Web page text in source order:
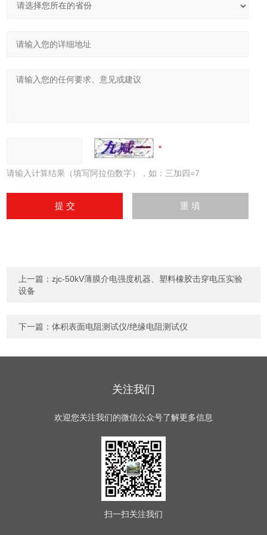
请输入计算结果（填写阿拉伯数字），如：三加四=7
上一篇：zjc-50kV薄膜介电强度机器、塑料橡胶击穿电压实验
设备
下一篇：体积表面电阻测试仪/绝缘电阻测试仪
关注我们
欢迎您关注我们的微信公众号了解更多信息
扫一扫关注我们